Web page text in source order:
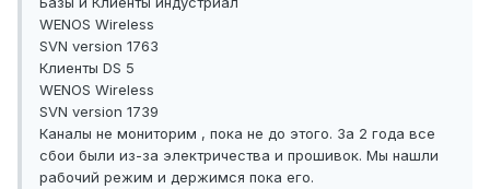
WENOS Wireless
SVN version 1763
Клиенты DS 5
WENOS Wireless
SVN version 1739
Каналы не мониторим , пока не до этого. За 2 года все
сбои были из-за электричества и прошивок. Мы нашли
рабочий режим и держимся пока его.